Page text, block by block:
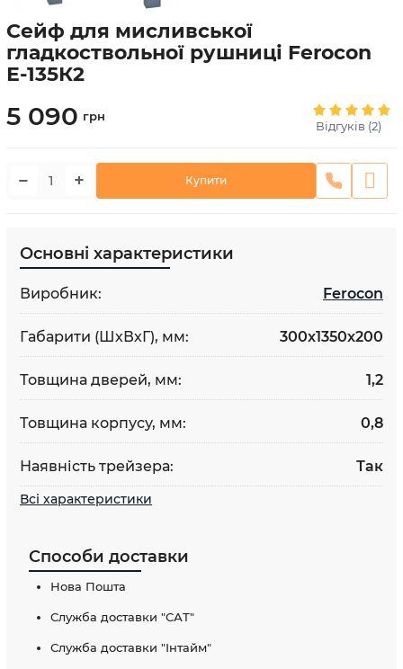
Сейф для мисливської
гладкоствольної рушниці Ferocon
Е-135К2
5 090 грн
Відгуків (2)
− + Купити
Основні характеристики
Виробник: Ferocon
Габарити (ШхВхГ), мм: 300х1350х200
Товщина дверей, мм: 1,2
Товщина корпусу, мм: 0,8
Наявність трейзера: Так
Всі характеристики
Способи доставки
Нова Пошта
Служба доставки "САТ"
Служба доставки "Інтайм"